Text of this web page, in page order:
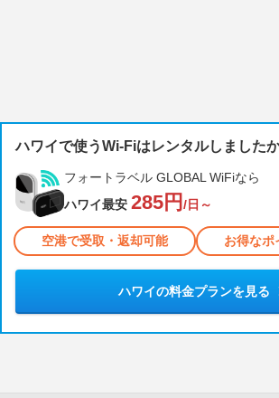
ハワイで使うWi-Fiはレンタルしました
フォートラベル GLOBAL WiFiなら
ハワイ最安 285円 /日～
空港で受取・返却可能 お得なポ
ハワイの料金プランを見る